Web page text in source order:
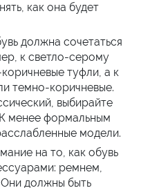
как она будет
должна сочетаться
к светло-серому
туфли, а к
темно-коричневые.
выбирайте
менее формальным
модели.
на то, как обувь
ремнем,
должны быть